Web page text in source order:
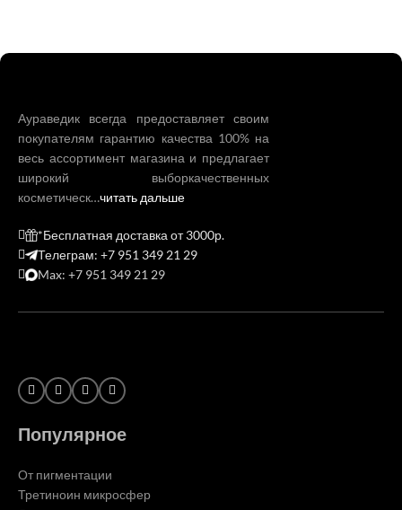
Аураведик всегда предоставляет своим
покупателям гарантию качества 100% на
весь ассортимент магазина и предлагает
широкий выборкачественных
косметическ…читать дальше
*Бесплатная доставка от 3000р.
Телеграм: +7 951 349 21 29
Max: +7 951 349 21 29
Популярное
От пигментации
Третиноин микросфер